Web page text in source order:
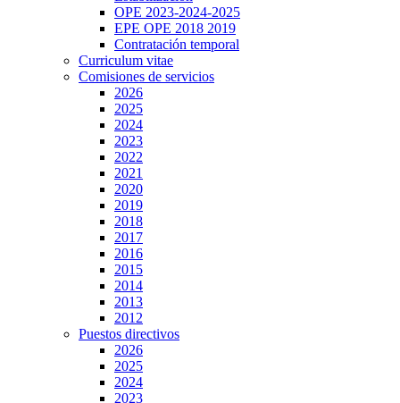
OPE 2023-2024-2025
EPE OPE 2018 2019
Contratación temporal
Curriculum vitae
Comisiones de servicios
2026
2025
2024
2023
2022
2021
2020
2019
2018
2017
2016
2015
2014
2013
2012
Puestos directivos
2026
2025
2024
2023